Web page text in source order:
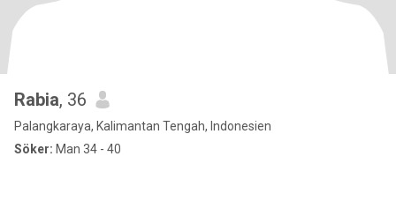
Rabia, 36
Palangkaraya, Kalimantan Tengah, Indonesien
Söker: Man 34 - 40